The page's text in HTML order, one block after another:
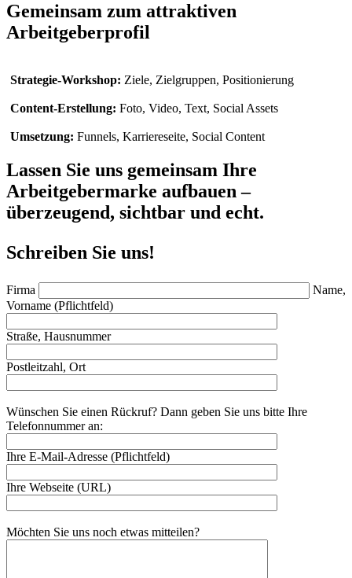
Gemeinsam zum attraktiven
Arbeitgeberprofil
Strategie-Workshop: Ziele, Zielgruppen, Positionierung
Content-Erstellung: Foto, Video, Text, Social Assets
Umsetzung: Funnels, Karriereseite, Social Content
Lassen Sie uns gemeinsam Ihre
Arbeitgebermarke aufbauen –
überzeugend, sichtbar und echt.
Schreiben Sie uns!
Firma
Name,
Vorname (Pflichtfeld)
Straße, Hausnummer
Postleitzahl, Ort
Wünschen Sie einen Rückruf? Dann geben Sie uns bitte Ihre
Telefonnummer an:
Ihre E-Mail-Adresse (Pflichtfeld)
Ihre Webseite (URL)
Möchten Sie uns noch etwas mitteilen?